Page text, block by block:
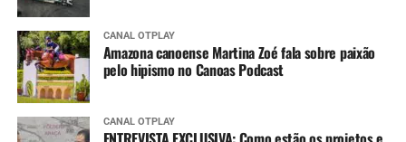
CANAL OTPLAY
Amazona canoense Martina Zoé fala sobre paixão
pelo hipismo no Canoas Podcast
CANAL OTPLAY